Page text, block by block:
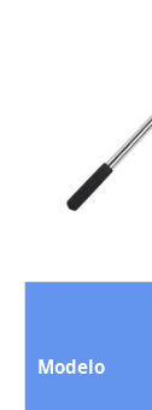
Modelo